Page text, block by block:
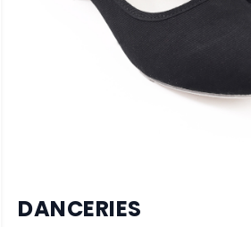
DANCERIES